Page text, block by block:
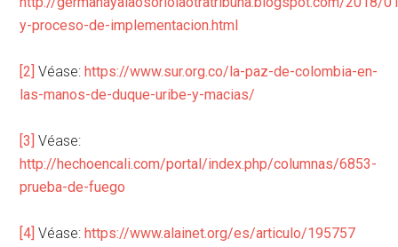
y-proceso-de-implementacion.html
[2] Véase:https://www.sur.org.co/la-paz-de-colombia-en-
las-manos-de-duque-uribe-y-macias/
[3] Véase:
http://hechoencali.com/portal/index.php/columnas/6853-
prueba-de-fuego
[4] Véase:https://www.alainet.org/es/articulo/195757